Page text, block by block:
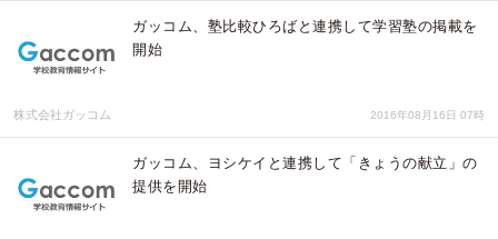
ガッコム、塾比較ひろばと連携して学習塾の掲載を
開始
株式会社ガッコム 2016年08月16日 07時
ガッコム、ヨシケイと連携して「きょうの献立」の
提供を開始